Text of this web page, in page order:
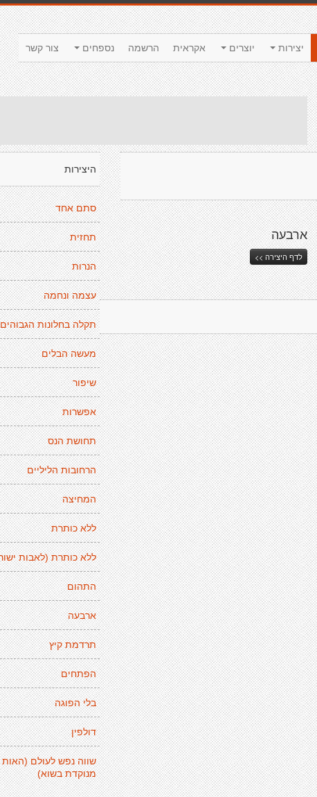
צור קשר נספחים הרשמה אקראית יוצרים יצירות
היצירות
סתם אחד
תחזית
הנרות
עצמה ונחמה
תקלה בחלונות הגבוהים
מעשה הבלים
שיפור
אפשרות
תחושת הנס
הרחובות הליליים
המחיצה
ללא כותרת
ללא כותרת (לאבות
התהום
ארבעה
תרדמת קיץ
הפתחים
בלי הפוגה
דולפין
שווה נפש לעולם
מנוקדת בשוא)
ארבעה
לדף היצירה >>